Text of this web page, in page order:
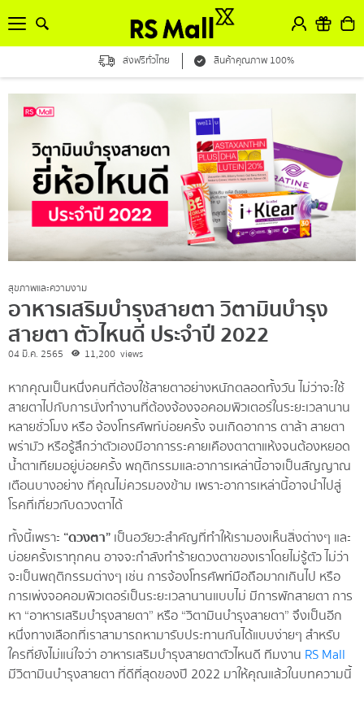
ส่งฟรีทั่วไทย สินค้าคุณภาพ 100%
สุขภาพและความงาม
อาหารเสริมบำรุงสายตา วิตามินบำรุง
สายตา ตัวไหนดี ประจำปี 2022
04 มี.ค. 2565 11,200 views
หากคุณเป็นหนึ่งคนที่ต้องใช้สายตาอย่างหนักตลอดทั้งวัน ไม่ว่าจะใช้
สายตาไปกับการนั่งทำงานที่ต้องจ้องจอคอมพิวเตอร์ในระยะเวลานาน
หลายชั่วโมง หรือ จ้องโทรศัพท์บ่อยครั้ง จนเกิดอาการ ตาล้า สายตา
พร่ามัว หรือรู้สึกว่าตัวเองมีอาการระคายเคืองตาตาแห้งจนต้องหยอด
น้ำตาเทียมอยู่บ่อยครั้ง พฤติกรรมและอาการเหล่านี้อาจเป็นสัญญาณ
เตือนบางอย่าง ที่คุณไม่ควรมองข้าม เพราะอาการเหล่านี้อาจนำไปสู่
โรคที่เกี่ยวกับดวงตาได้
ทั้งนี้เพราะ “ดวงตา”เป็นอวัยวะสำคัญที่ทำให้เรามองเห็นสิ่งต่างๆ และ
บ่อยครั้งเราทุกคน อาจจะกำลังทำร้ายดวงตาของเราโดยไม่รู้ตัว ไม่ว่า
จะเป็นพฤติกรรมต่างๆ เช่น การจ้องโทรศัพท์มือถือมากเกินไป หรือ
การเพ่งจอคอมพิวเตอร์เป็นระยะเวลานานแบบไม่ มีการพักสายตา การ
หา “อาหารเสริมบำรุงสายตา” หรือ “วิตามินบำรุงสายตา” จึงเป็นอีก
หนึ่งทางเลือกที่เราสามารถหามารับประทานกันได้แบบง่ายๆ สำหรับ
ใครที่ยังไม่แน่ใจว่า อาหารเสริมบำรุงสายตาตัวไหนดี ทีมงาน RS Mall
มีวิตามินบำรุงสายตา ที่ดีที่สุดของปี 2022 มาให้คุณแล้วในบทความนี้